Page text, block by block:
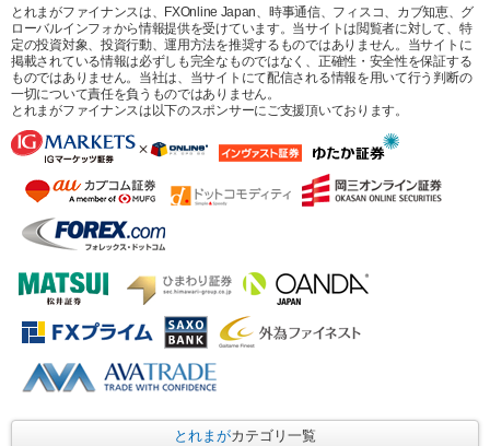
とれまがファイナンスは、FXOnline Japan、時事通信、フィスコ、カブ知恵、グ
ローバルインフォから情報提供を受けています。当サイトは閲覧者に対して、特
定の投資対象、投資行動、運用方法を推奨するものではありません。当サイトに
掲載されている情報は必ずしも完全なものではなく、正確性・安全性を保証する
ものではありません。当社は、当サイトにて配信される情報を用いて行う判断の
一切について責任を負うものではありません。
とれまがファイナンスは以下のスポンサーにご支援頂いております。
とれまがカテゴリ一覧